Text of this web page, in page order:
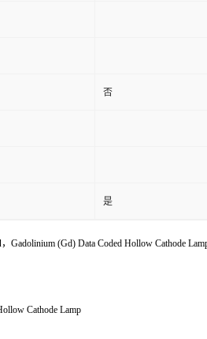
否
是
，Gadolinium (Gd) Data Coded Hollow Cathode Lamp
Cathode Lamp